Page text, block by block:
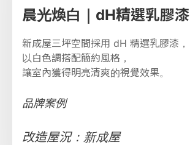
晨光煥白｜dH精選乳膠漆
新成屋三坪空間採用 dH 精選乳膠漆，
以白色調搭配簡約風格，
讓室內獲得明亮清爽的視覺效果。
品牌案例
改造屋況：新成屋